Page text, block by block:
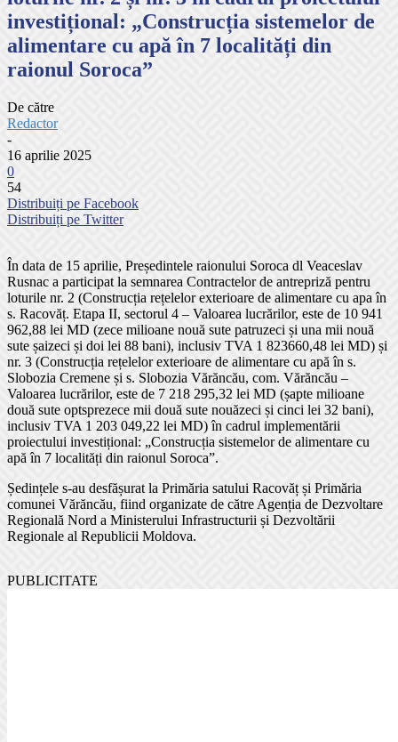
investițional: „Construcția sistemelor de
alimentare cu apă în 7 localități din
raionul Soroca”
De către
Redactor
-
16 aprilie 2025
0
54
Distribuiți pe Facebook
Distribuiți pe Twitter
În data de 15 aprilie, Președintele raionului Soroca dl Veaceslav
Rusnac a participat la semnarea Contractelor de antrepriză pentru
loturile nr. 2 (Construcția rețelelor exterioare de alimentare cu apa în
s. Racovăț. Etapa II, sectorul 4 – Valoarea lucrărilor, este de 10 941
962,88 lei MD (zece milioane nouă sute patruzeci și una mii nouă
sute șaizeci și doi lei 88 bani), inclusiv TVA 1 823660,48 lei MD) și
nr. 3 (Construcția rețelelor exterioare de alimentare cu apă în s.
Slobozia Cremene și s. Slobozia Vărăncău, com. Vărăncău –
Valoarea lucrărilor, este de 7 218 295,32 lei MD (șapte milioane
două sute optsprezece mii două sute nouăzeci și cinci lei 32 bani),
inclusiv TVA 1 203 049,22 lei MD) în cadrul implementării
proiectului investițional: „Construcția sistemelor de alimentare cu
apă în 7 localități din raionul Soroca”.
Ședințele s-au desfășurat la Primăria satului Racovăț și Primăria
comunei Vărăncău, fiind organizate de către Agenția de Dezvoltare
Regională Nord a Ministerului Infrastructurii și Dezvoltării
Regionale al Republicii Moldova.
PUBLICITATE